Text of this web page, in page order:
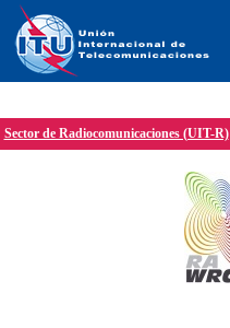
Sector de Radiocomunicaciones (UIT-R)